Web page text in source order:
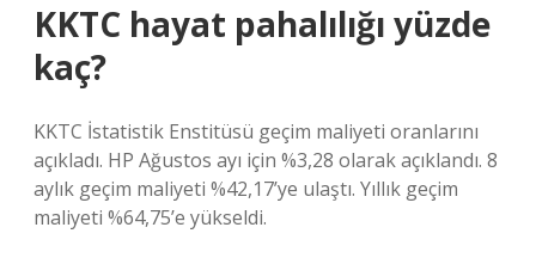
KKTC hayat pahalılığı yüzde
kaç?
KKTC İstatistik Enstitüsü geçim maliyeti oranlarını
açıkladı. HP Ağustos ayı için %3,28 olarak açıklandı. 8
aylık geçim maliyeti %42,17’ye ulaştı. Yıllık geçim
maliyeti %64,75’e yükseldi.